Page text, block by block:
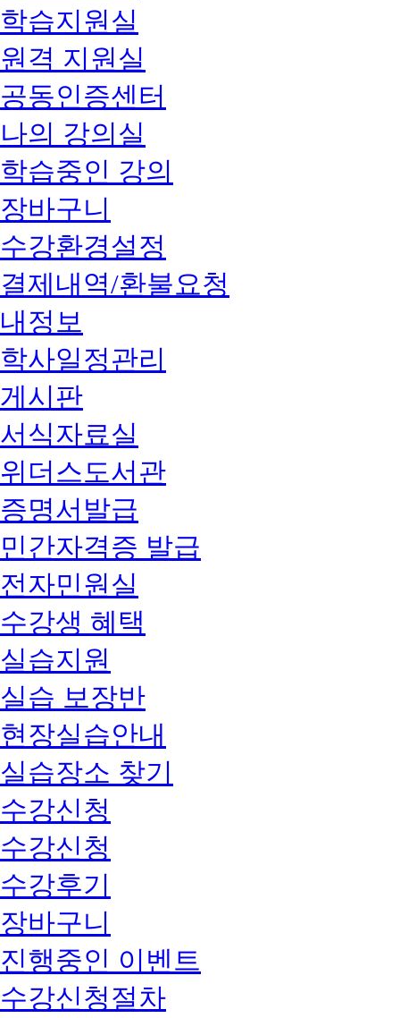
학습지원실
원격 지원실
공동인증센터
나의 강의실
학습중인 강의
장바구니
수강환경설정
결제내역/환불요청
내정보
학사일정관리
게시판
서식자료실
위더스도서관
증명서발급
민간자격증 발급
전자민원실
수강생 혜택
실습지원
실습 보장반
현장실습안내
실습장소 찾기
수강신청
수강신청
수강후기
장바구니
진행중인 이벤트
수강신청절차